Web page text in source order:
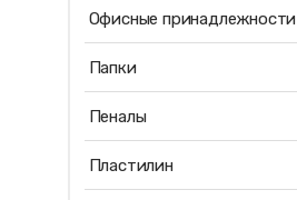
Офисные принадлежности
Папки
Пеналы
Пластилин